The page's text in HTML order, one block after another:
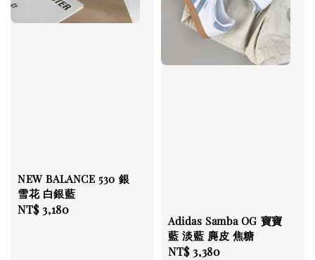
NEW BALANCE 530 銀
雪花 白銀藍
Regular
NT$ 3,180
Adidas Samba OG 寶寶
藍 淡藍 麂皮 焦糖
Regular
NT$ 3,380